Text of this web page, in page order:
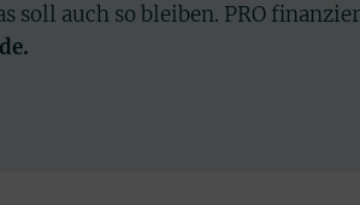
soll auch so bleiben. PRO